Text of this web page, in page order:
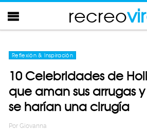
recreo
Reflexión & Inspiración
10 Celebridades de
que aman sus arrugas
se harían una cirugía
Por Giovanna